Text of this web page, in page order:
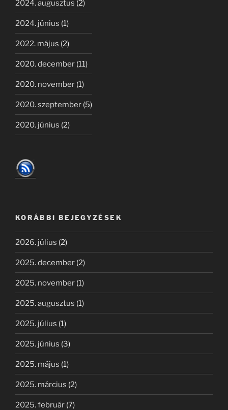
2024. augusztus (2)
2024. június (1)
2022. május (2)
2020. december (11)
2020. november (1)
2020. szeptember (5)
2020. június (2)
KORÁBBI BEJEGYZÉSEK
2026. július (2)
2025. december (2)
2025. november (1)
2025. augusztus (1)
2025. július (1)
2025. június (3)
2025. május (1)
2025. március (2)
2025. február (7)